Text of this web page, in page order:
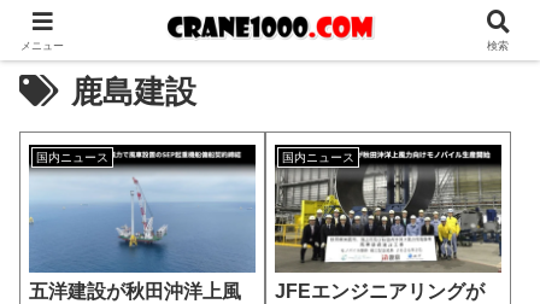
鹿島建設
国内ニュース
五洋建設が秋田沖洋上風
国内ニュース
JFEエンジニアリングが
メニュー 検索